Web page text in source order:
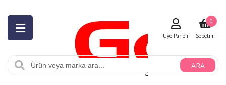
ARA
Üye Paneli Sepetim
0